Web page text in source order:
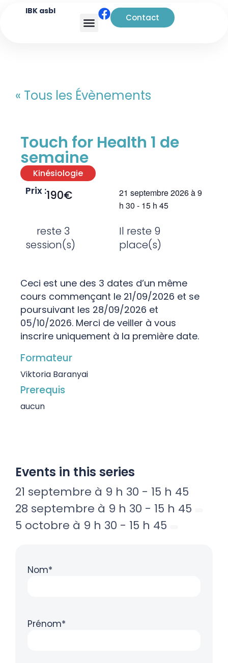
IBK asbl
Contact
« Tous les Évènements
Touch for Health 1 de
semaine
Kinésiologie
Prix :190€ 21 septembre 2026à9
h 30 - 15 h 45
reste 3
session(s)
Il reste 9
place(s)
Ceci est une des 3 dates d’un même
cours commençant le 21/09/2026 et se
poursuivant les 28/09/2026 et
05/10/2026. Merci de veiller à vous
inscrire uniquement à la première date.
Formateur
Viktoria Baranyai
Prerequis
aucun
Events in this series
21 septembre à 9 h 30 - 15 h 45
28 septembre à 9 h 30 - 15 h 45
5 octobre à 9 h 30 - 15 h 45
Nom*
Prénom*